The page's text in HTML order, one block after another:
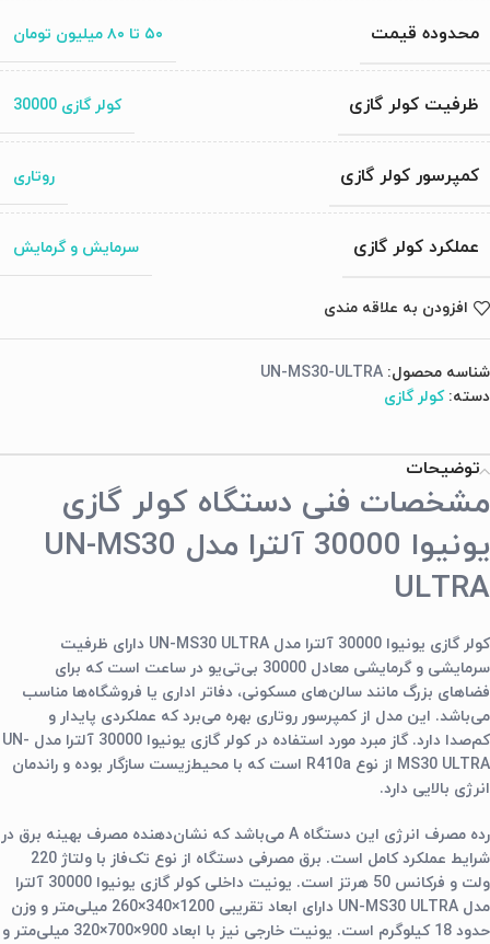
محدوده قیمت ۵۰ تا ۸۰ میلیون تومان
ظرفیت کولر گازی کولر گازی 30000
کمپرسور کولر گازی روتاری
عملکرد کولر گازی سرمایش و گرمایش
افزودن به علاقه مندی
شناسه محصول: UN-MS30-ULTRA
دسته: کولر گازی
توضیحات
مشخصات فنی دستگاه کولر گازی
یونیوا 30000 آلترا مدل UN-MS30
ULTRA
کولر گازی یونیوا 30000 آلترا مدل UN-MS30 ULTRA دارای ظرفیت
سرمایشی و گرمایشی معادل 30000 بی‌تی‌یو در ساعت است که برای
فضاهای بزرگ مانند سالن‌های مسکونی، دفاتر اداری یا فروشگاه‌ها مناسب
می‌باشد. این مدل از کمپرسور روتاری بهره می‌برد که عملکردی پایدار و
کم‌صدا دارد. گاز مبرد مورد استفاده در کولر گازی یونیوا 30000 آلترا مدل UN-
MS30 ULTRA از نوع R410a است که با محیط‌زیست سازگار بوده و راندمان
انرژی بالایی دارد.
رده مصرف انرژی این دستگاه A می‌باشد که نشان‌دهنده مصرف بهینه برق در
شرایط عملکرد کامل است. برق مصرفی دستگاه از نوع تک‌فاز با ولتاژ 220
ولت و فرکانس 50 هرتز است. یونیت داخلی کولر گازی یونیوا 30000 آلترا
مدل UN-MS30 ULTRA دارای ابعاد تقریبی 1200×340×260 میلی‌متر و وزن
حدود 18 کیلوگرم است. یونیت خارجی نیز با ابعاد 900×700×320 میلی‌متر و